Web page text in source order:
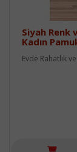
Siyah Renk
Kadın
Evde Rahatlık